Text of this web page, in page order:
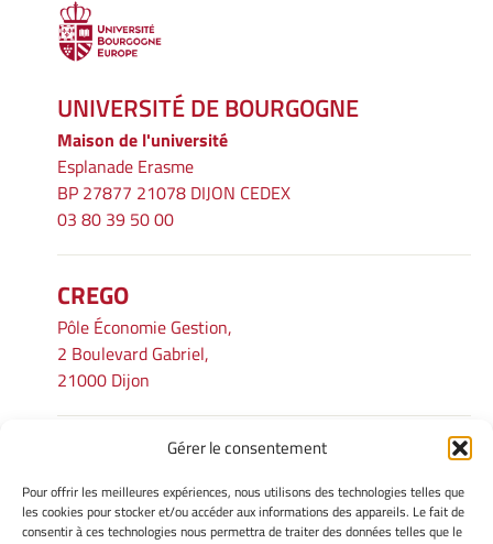
Gérer le consentement
Pour offrir les meilleures expériences, nous utilisons des technologies telles que
les cookies pour stocker et/ou accéder aux informations des appareils. Le fait de
consentir à ces technologies nous permettra de traiter des données telles que le
UNIVERSITÉ DE BOURGOGNE
Maison de l'université
Esplanade Erasme
BP 27877 21078 DIJON CEDEX
03 80 39 50 00
CREGO
Pôle Économie Gestion,
2 Boulevard Gabriel,
21000 Dijon
INFORMATIONS LÉGALES
Mentions légales
Gérer mes cookies